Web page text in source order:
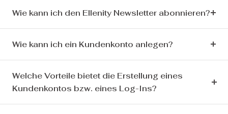
Wie kann ich den Ellenity Newsletter abonnieren?
Wie kann ich ein Kundenkonto anlegen?
Welche Vorteile bietet die Erstellung eines
Kundenkontos bzw. eines Log-Ins?